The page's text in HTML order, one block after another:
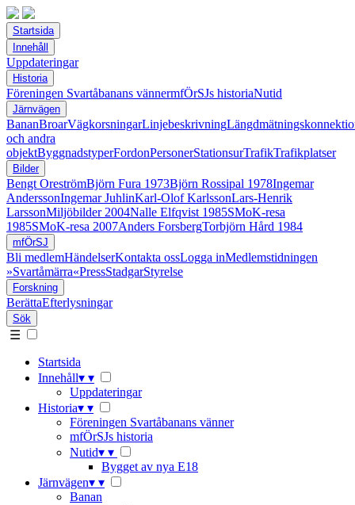
Startsida
Innehåll
Uppdateringar
Historia
Föreningen Svartåbanans vännermfÖrSJs historiaNutid
Järnvägen
BananBroarVägkorsningarLinjebeskrivning
och andra
objektByggnadstyperFordonPersonerStationsurTrafikTrafikplatser
Bilder
Bengt OreströmBjörn Fura 1973Björn Rossipal 1978Ingemar
AnderssonIngemar JuhlinKarl-Olof KarlssonLars-Henrik
LarssonMiljöbilder 2004Nalle Elfqvist 1985SMoK-resa
1985SMoK-resa 2007Anders ForsbergTorbjörn Hård 1984
mfÖrSJ
Bli medlemHändelserKontakta ossLogga inMedlemstidningen
»Svartåmärra«PressStadgarStyrelse
Forskning
BerättaEfterlysningar
Sök
☰
Startsida
Innehåll▾ ▾
Uppdateringar
Historia▾ ▾
Föreningen Svartåbanans vänner
mfÖrSJs historia
Nutid▾ ▾
Bygget av nya E18
Järnvägen▾ ▾
Banan